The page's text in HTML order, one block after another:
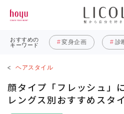
おすすめの
キーワード
変身企画 診
ヘアスタイル
顔タイプ「フレッシュ」
レングス別おすすめスタ